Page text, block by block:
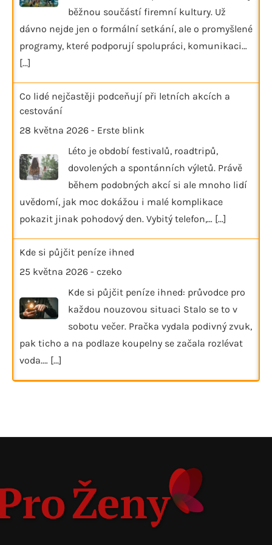
běžnou součástí firemní kultury. Už
dávno nejde jen o formální setkání, ale o promyšlené
programy, které podporují spolupráci, komunikaci…
[...]
Co lidé nejčastěji podceňují při letních akcích a
cestování
28 května 2026 - Erste blink
Léto je období festivalů, roadtripů,
dovolených a spontánních výletů. Právě
během podobných akcí si ale mnoho lidí
uvědomí, jak moc dokážou i malé komplikace
pokazit jinak pohodový den. Vybitý telefon,… [...]
Kde si půjčit peníze ihned
25 května 2026 - czeko
Kde si půjčit peníze ihned: průvodce pro
každou nouzovou situaci Stalo se to v
sobotu večer. Pračka vydala podivný zvuk,
pak ticho a na podlaze koupelny se začala rozlévat
voda.… [...]